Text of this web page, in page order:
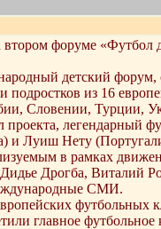
втором форуме «Футбол
детский
подростков из 16
Словении, Турции,
легендарный
Луиш Нету
в рамках
Дрогба, Виталий
СМИ.
футбольных
главное